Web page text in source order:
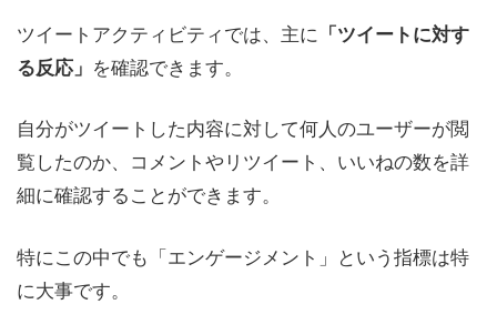
ツイートアクティビティでは、主に 「ツイートに対す
る反応」 を確認できます。
自分がツイートした内容に対して何人のユーザーが閲
覧したのか、コメントやリツイート、いいねの数を詳
細に確認することができます。
特にこの中でも「エンゲージメント」という指標は特
に大事です。